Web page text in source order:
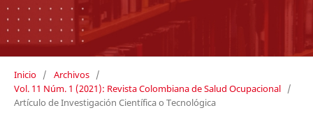
Inicio / Archivos /
Vol. 11 Núm. 1 (2021): Revista Colombiana de Salud Ocupacional /
Artículo de Investigación Científica o Tecnológica